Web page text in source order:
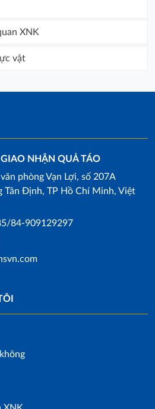
XNK
vật
NHẬN QUẢ TÁO
phòng Vạn Lợi, số 207A
Tân Định, TP Hồ Chí Minh, Việt
84-909129297